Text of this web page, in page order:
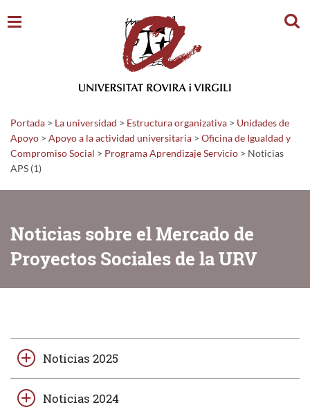
Portada > La universidad > Estructura organizativa > Unidades de
Apoyo > Apoyo a la actividad universitaria > Oficina de Igualdad y
Compromiso Social > Programa Aprendizaje Servicio > Noticias
APS (1)
Noticias sobre el Mercado de
Proyectos Sociales de la URV
Noticias 2025
Noticias 2024